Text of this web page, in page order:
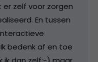
zelf voor zorgen
En tussen
bedenk af en toe